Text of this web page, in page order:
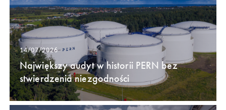
14/07/2026
Największy audyt w historii PERN bez
stwierdzenia niezgodności